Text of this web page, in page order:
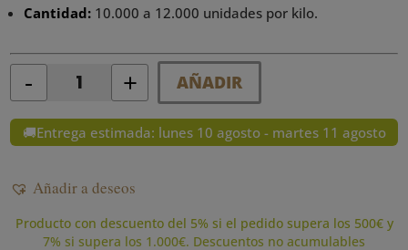
Cantidad: 10.000 a 12.000 unidades por kilo.
Quantity
- + AÑADIR
🚚Entrega estimada: lunes 10 agosto - martes 11 agosto
Añadir a deseos
Producto con descuento del 5% si el pedido supera los 500€ y
7% si supera los 1.000€. Descuentos no acumulables